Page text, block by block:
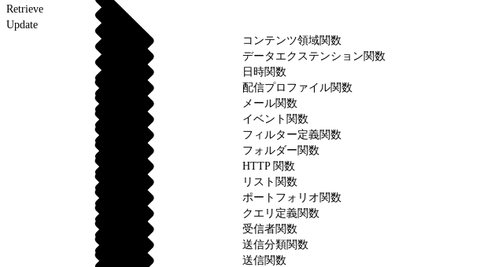
Retrieve
Update
コンテンツ領域関数
データエクステンション関数
日時関数
配信プロファイル関数
メール関数
イベント関数
フィルター定義関数
フォルダー関数
HTTP 関数
リスト関数
ポートフォリオ関数
クエリ定義関数
受信者関数
送信分類関数
送信関数